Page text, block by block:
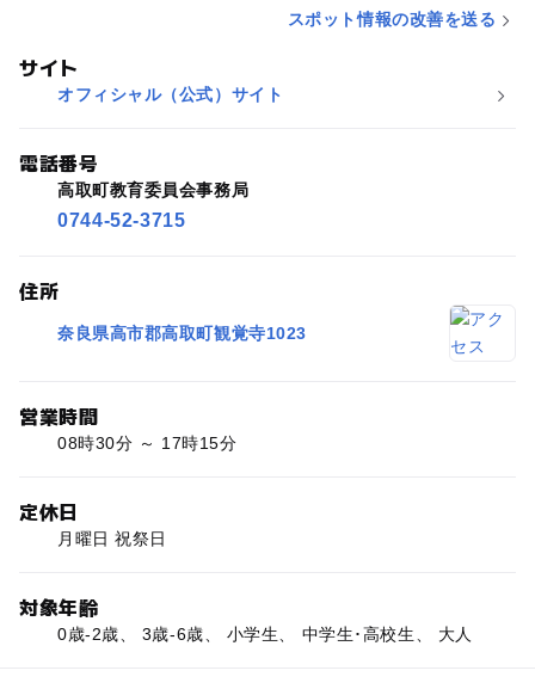
スポット情報の改善を送る
サイト
オフィシャル（公式）サイト
電話番号
高取町教育委員会事務局
0744-52-3715
住所
奈良県高市郡高取町観覚寺1023
営業時間
08時30分 ～ 17時15分
定休日
月曜日 祝祭日
対象年齢
0歳-2歳、 3歳-6歳、 小学生、 中学生･高校生、 大人